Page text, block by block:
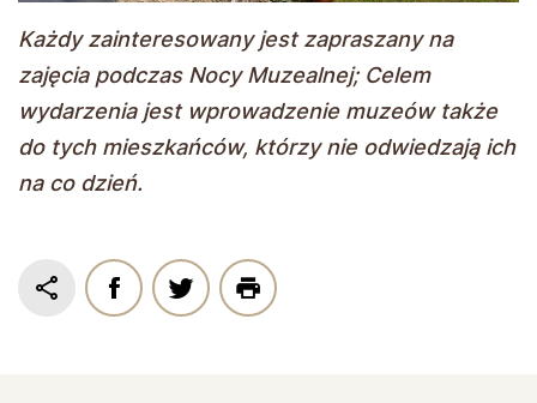
Każdy zainteresowany jest zapraszany na
zajęcia podczas Nocy Muzealnej; Celem
wydarzenia jest wprowadzenie muzeów także
do tych mieszkańców, którzy nie odwiedzają ich
na co dzień.